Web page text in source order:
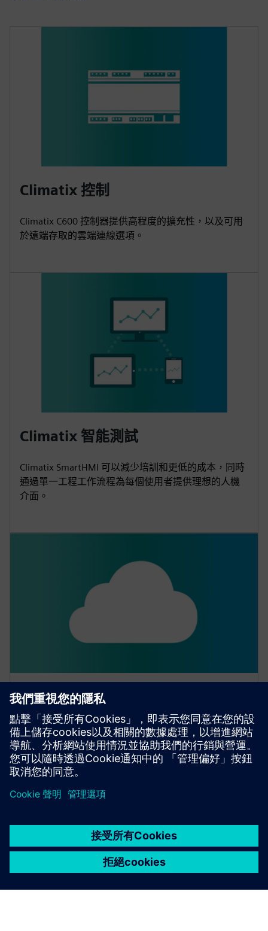
Climatix 控制
Climatix C600 控制器提供高程度的擴充性，以及可用
於遠端存取的雲端連線選項。
Climatix 智能測試
Climatix SmartHMI 可以減少培訓和更低的成本，同時
通過單一工程工作流程為每個使用者提供理想的人機
介面。
Climatix IC
用於遠端監控和智能診斷的 Climatix 雲端解決方案。